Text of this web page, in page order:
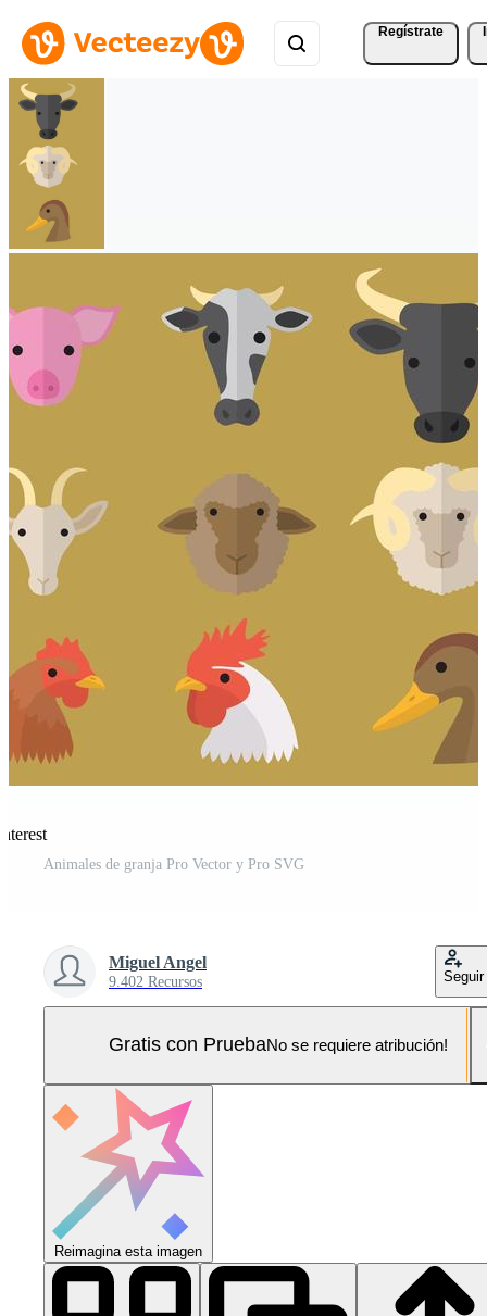
Regístrate
Animales de granja Pro Vector y Pro SVG
Miguel Angel
9.402 Recursos Seguir
Gratis con PruebaNo se requiere atribución!
Reimagina esta imagen